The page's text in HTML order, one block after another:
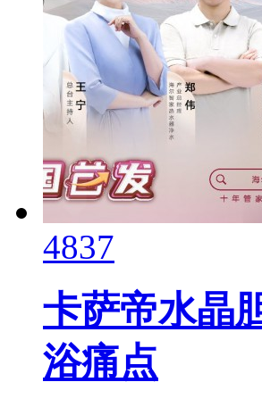
4837
卡萨帝水晶
浴痛点